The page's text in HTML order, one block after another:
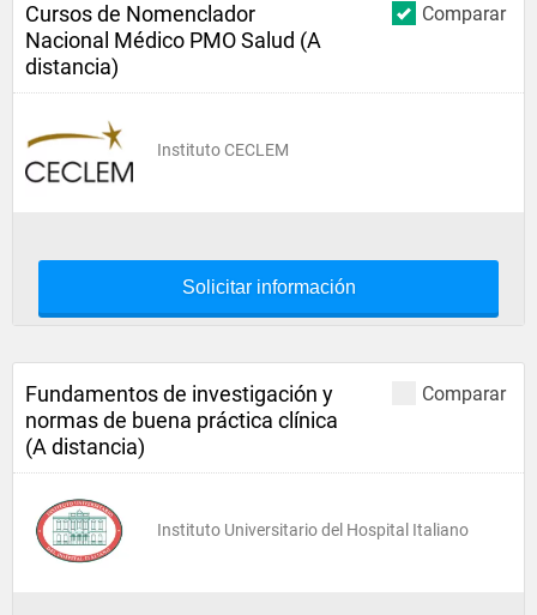
Comparar
Cursos de Nomenclador
Nacional Médico PMO Salud (A
distancia)
Instituto CECLEM
Solicitar información
Comparar
Fundamentos de investigación y
normas de buena práctica clínica
(A distancia)
Instituto Universitario del Hospital Italiano